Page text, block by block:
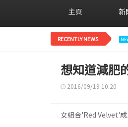
主頁 新
RECENTLY NEWS
想知道減肥
2016/09/19 10:20
女組合'Red Velvet'